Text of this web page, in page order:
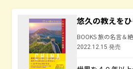
悠久の教えを
BOOKS 旅の名言＆
2022.12.15 発売